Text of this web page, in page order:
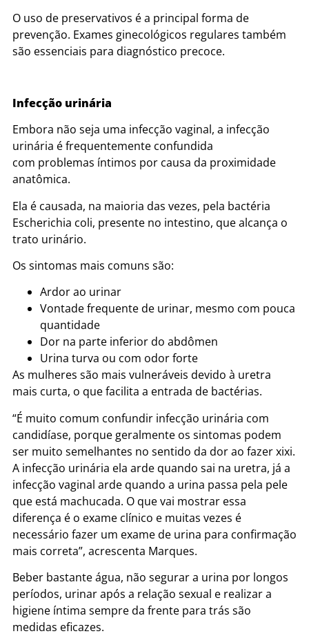
O uso de preservativos é a principal forma de
prevenção. Exames ginecológicos regulares também
são essenciais para diagnóstico precoce.
Infecção urinária
Embora não seja uma infecção vaginal, a infecção
urinária é frequentemente confundida
com problemas íntimos por causa da proximidade
anatômica.
Ela é causada, na maioria das vezes, pela bactéria
Escherichia coli, presente no intestino, que alcança o
trato urinário.
Os sintomas mais comuns são:
Ardor ao urinar
Vontade frequente de urinar, mesmo com pouca
quantidade
Dor na parte inferior do abdômen
Urina turva ou com odor forte
As mulheres são mais vulneráveis devido à uretra
mais curta, o que facilita a entrada de bactérias.
“É muito comum confundir infecção urinária com
candidíase, porque geralmente os sintomas podem
ser muito semelhantes no sentido da dor ao fazer xixi.
A infecção urinária ela arde quando sai na uretra, já a
infecção vaginal arde quando a urina passa pela pele
que está machucada. O que vai mostrar essa
diferença é o exame clínico e muitas vezes é
necessário fazer um exame de urina para confirmação
mais correta”, acrescenta Marques.
Beber bastante água, não segurar a urina por longos
períodos, urinar após a relação sexual e realizar a
higiene íntima sempre da frente para trás são
medidas eficazes.